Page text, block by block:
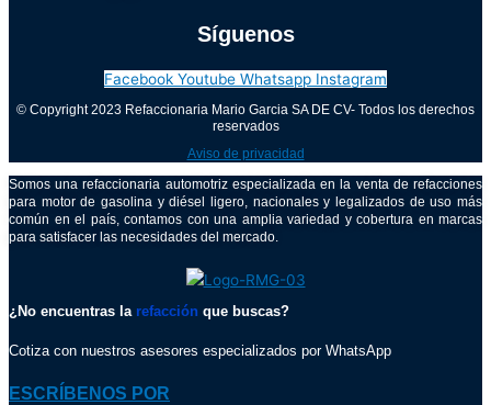
Síguenos
Facebook Youtube Whatsapp Instagram
© Copyright 2023 Refaccionaria Mario Garcia SA DE CV- Todos los derechos
reservados
Aviso de privacidad
Somos una refaccionaria automotriz especializada en la venta de refacciones
para motor de gasolina y diésel ligero, nacionales y legalizados de uso más
común en el país, contamos con una amplia variedad y cobertura en marcas
para satisfacer las necesidades del mercado.
¿No encuentras la refacción que buscas?
Cotiza con nuestros asesores especializados por WhatsApp
ESCRÍBENOS POR